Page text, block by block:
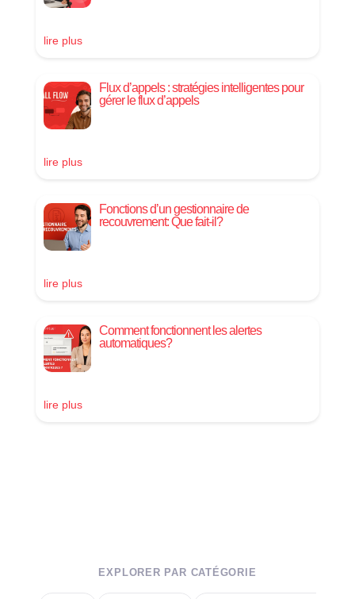
lire plus
Flux d’appels : stratégies intelligentes pour
gérer le flux d’appels
lire plus
Fonctions d’un gestionnaire de
recouvrement: Que fait-il?
lire plus
Comment fonctionnent les alertes
automatiques?
lire plus
EXPLORER PAR CATÉGORIE